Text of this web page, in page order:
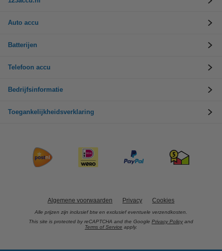
Auto accu
Batterijen
Telefoon accu
Bedrijfsinformatie
Toegankelijkheidsverklaring
Algemene voorwaarden Privacy Cookies
Alle prijzen zijn inclusief btw en exclusief eventuele verzendkosten.
This site is protected by reCAPTCHA and the Google Privacy Policy and
Terms of Service apply.